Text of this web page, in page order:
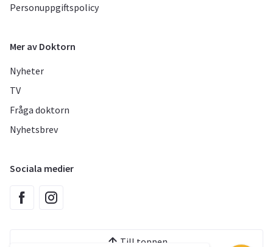
Personuppgiftspolicy
Mer av Doktorn
Nyheter
TV
Fråga doktorn
Nyhetsbrev
Sociala medier
Till toppen